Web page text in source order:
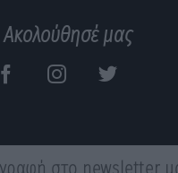
Ακολούθησέ μας
στο newsletter